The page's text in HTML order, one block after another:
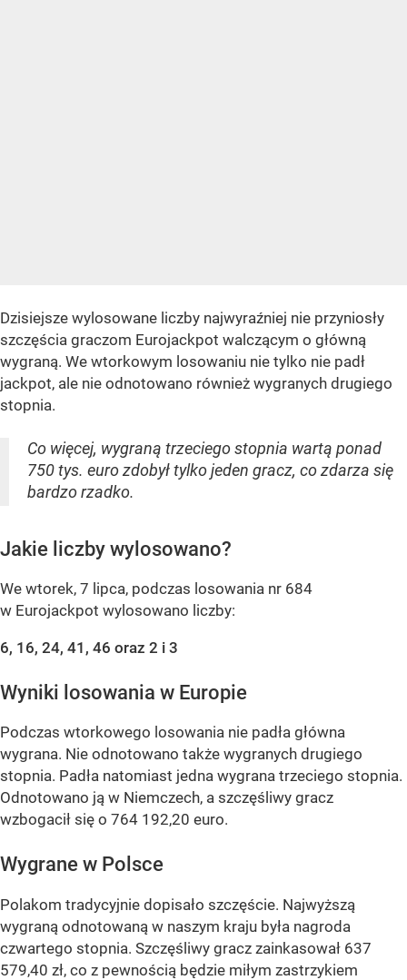
Dzisiejsze wylosowane liczby najwyraźniej nie przyniosły
szczęścia graczom Eurojackpot walczącym o główną
wygraną. We wtorkowym losowaniu nie tylko nie padł
jackpot, ale nie odnotowano również wygranych drugiego
stopnia.
Co więcej, wygraną trzeciego stopnia wartą ponad
750 tys. euro zdobył tylko jeden gracz, co zdarza się
bardzo rzadko.
Jakie liczby wylosowano?
We wtorek, 7 lipca, podczas losowania nr 684
w Eurojackpot wylosowano liczby:
6, 16, 24, 41, 46 oraz 2 i 3
Wyniki losowania w Europie
Podczas wtorkowego losowania nie padła główna
wygrana. Nie odnotowano także wygranych drugiego
stopnia. Padła natomiast jedna wygrana trzeciego stopnia.
Odnotowano ją w Niemczech, a szczęśliwy gracz
wzbogacił się o 764 192,20 euro.
Wygrane w Polsce
Polakom tradycyjnie dopisało szczęście. Najwyższą
wygraną odnotowaną w naszym kraju była nagroda
czwartego stopnia. Szczęśliwy gracz zainkasował 637
579,40 zł, co z pewnością będzie miłym zastrzykiem